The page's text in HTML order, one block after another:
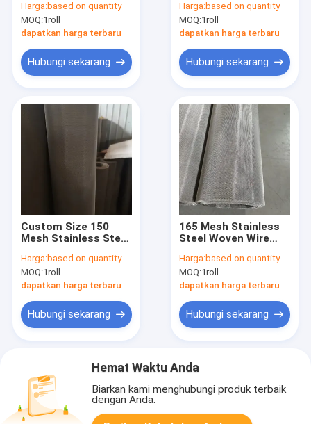
Kustom, Gulungan &
Lembaran Layar
Filter Industri Tahan
Harga:based on quantity
MOQ:1roll
dapatkan harga terbaru
Hubungi sekarang
Presisi Tinggi SS304
316L Layar Halus
untuk Penyaringan
Harga:based on quantity
MOQ:1roll
dapatkan harga terbaru
Hubungi sekarang
Custom Size 150
Mesh Stainless Steel
304/316L Industrial
Filter Screen Roll &
Sheet Tersedia
Harga:based on quantity
MOQ:1roll
dapatkan harga terbaru
Hubungi sekarang
165 Mesh Stainless
Steel Woven Wire
Plain Twill Weave
Fine Filter Screen
untuk Filtrasi Industri
Harga:based on quantity
MOQ:1roll
dapatkan harga terbaru
Hubungi sekarang
Hemat Waktu Anda
Biarkan kami menghubungi produk terbaik
dengan Anda.